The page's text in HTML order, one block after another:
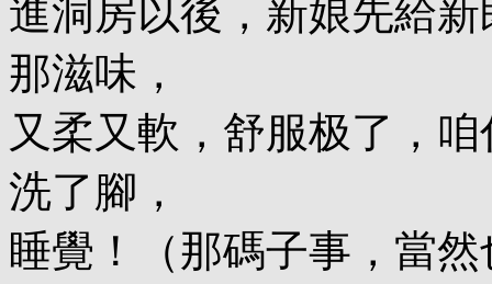
進洞房以後，新娘先給
那滋味，
又柔又軟，舒服极了，
洗了腳，
睡覺！（那碼子事，當